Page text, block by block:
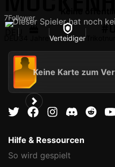
7Follower
Verteidiger
Dieser Spieler hat noch
Keine Karte zum
Hilfe & Ressourcen
So wird gespielt